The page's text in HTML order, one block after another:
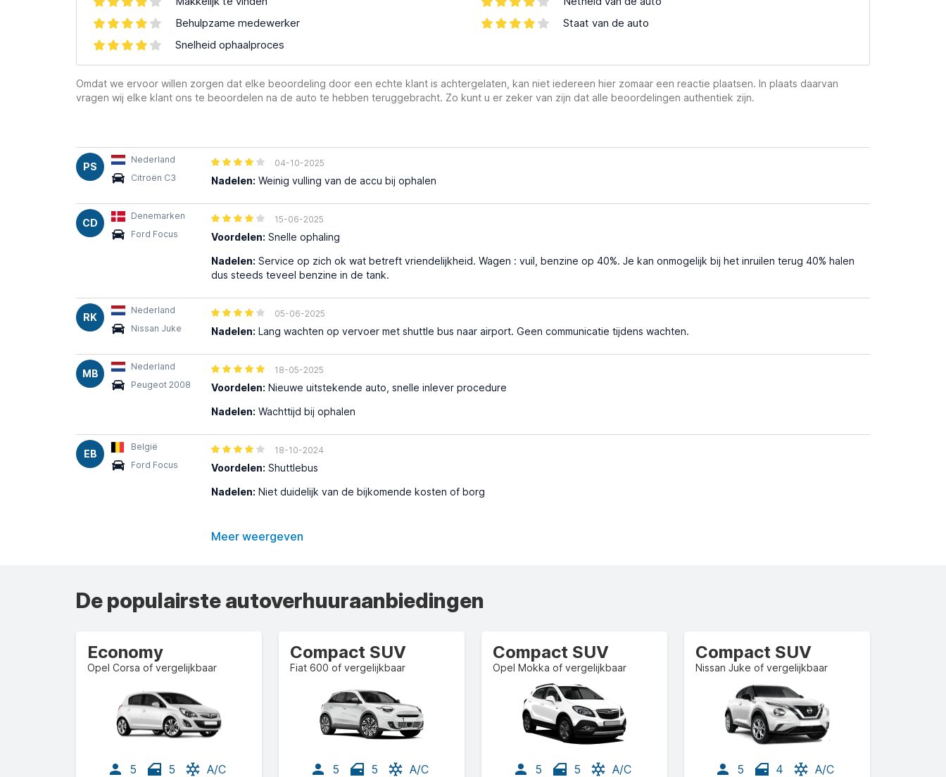
Behulpzame medewerker
Snelheid ophaalproces
Staat van de auto
Omdat we ervoor willen zorgen dat elke beoordeling door een echte klant is achtergelaten, kan niet iedereen hier zomaar een reactie plaatsen. In plaats daarvan
vragen wij elke klant ons te beoordelen na de auto te hebben teruggebracht. Zo kunt u er zeker van zijn dat alle beoordelingen authentiek zijn.
PS
Nederland
Citroën C3
04-10-2025
Nadelen: Weinig vulling van de accu bij ophalen
CD
Denemarken
Ford Focus
15-06-2025
Voordelen: Snelle ophaling
Nadelen: Service op zich ok wat betreft vriendelijkheid. Wagen : vuil, benzine op 40%. Je kan onmogelijk bij het inruilen terug 40% halen
dus steeds teveel benzine in de tank.
RK
Nederland
Nissan Juke
05-06-2025
Nadelen: Lang wachten op vervoer met shuttle bus naar airport. Geen communicatie tijdens wachten.
MB
Nederland
Peugeot 2008
18-05-2025
Voordelen: Nieuwe uitstekende auto, snelle inlever procedure
Nadelen: Wachttijd bij ophalen
EB
België
Ford Focus
18-10-2024
Voordelen: Shuttlebus
Nadelen: Niet duidelijk van de bijkomende kosten of borg
Meer weergeven
De populairste autoverhuuraanbiedingen
Economy
Opel Corsa of vergelijkbaar
5 5
A/C
Compact SUV
Fiat 600 of vergelijkbaar
5 5
A/C
Compact SUV
Opel Mokka of vergelijkbaar
5 5
A/C
Compact SUV
Nissan Juke of vergelijkbaar
5 4
A/C